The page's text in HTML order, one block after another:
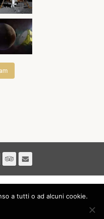
a tutti o ad alcuni cookie.